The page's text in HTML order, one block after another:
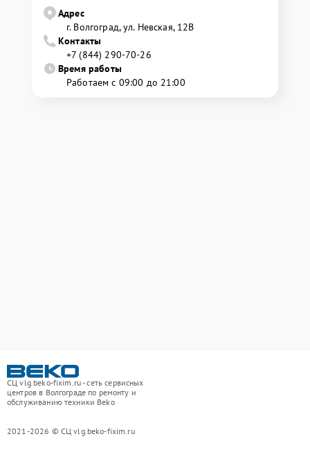
Адрес
г. Волгоград, ул. Невская, 12В
Контакты
+7 (844) 290-70-26
Время работы
Работаем с 09:00 до 21:00
СЦ vlg.beko-fixim.ru - сеть сервисных
центров в Волгограде по ремонту и
обслуживанию техники Beko
2021-2026 © СЦ vlg.beko-fixim.ru